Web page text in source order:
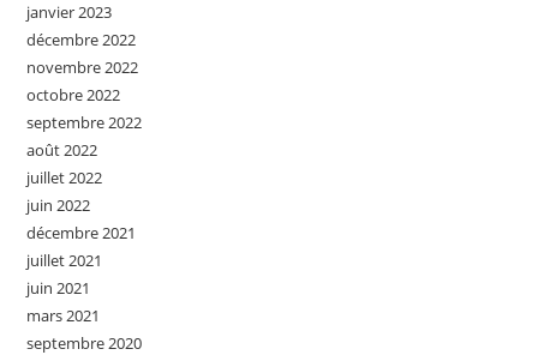
janvier 2023
décembre 2022
novembre 2022
octobre 2022
septembre 2022
août 2022
juillet 2022
juin 2022
décembre 2021
juillet 2021
juin 2021
mars 2021
septembre 2020